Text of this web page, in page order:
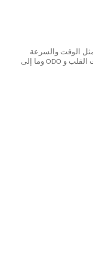
مثل الوقت والسرعة
والمسافة والسعرات الحرارية المنفقة ومعدل ضربات القلب و ODO وما إلى